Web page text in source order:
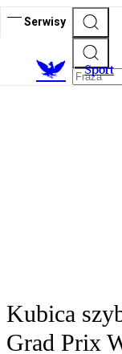
Serwisy
Sport
Kubica
Grad Prix